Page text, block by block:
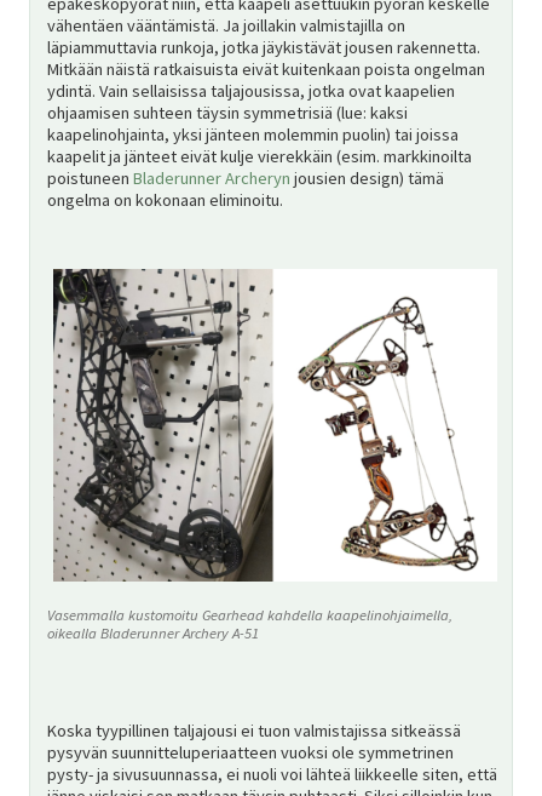
vähentäen vääntämistä. Ja joillakin valmistajilla on
läpiammuttavia runkoja, jotka jäykistävät jousen rakennetta.
Mitkään näistä ratkaisuista eivät kuitenkaan poista ongelman
ydintä. Vain sellaisissa taljajousissa, jotka ovat kaapelien
ohjaamisen suhteen täysin symmetrisiä (lue: kaksi
kaapelinohjainta, yksi jänteen molemmin puolin) tai joissa
kaapelit ja jänteet eivät kulje vierekkäin (esim. markkinoilta
poistuneen Bladerunner Archeryn jousien design) tämä
ongelma on kokonaan eliminoitu.
Vasemmalla kustomoitu Gearhead kahdella kaapelinohjaimella,
oikealla Bladerunner Archery A-51
Koska tyypillinen taljajousi ei tuon valmistajissa sitkeässä
pysyvän suunnitteluperiaatteen vuoksi ole symmetrinen
pysty- ja sivusuunnassa, ei nuoli voi lähteä liikkeelle siten, että